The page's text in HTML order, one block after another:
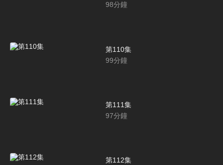
98分鐘
第110集
99分鐘
第111集
97分鐘
第112集